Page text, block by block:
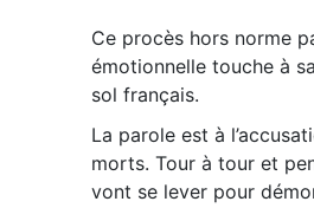
Ce procès hors norme
émotionnelle touche à
sol français.
La parole est à
morts. Tour à tour et
vont se lever pour